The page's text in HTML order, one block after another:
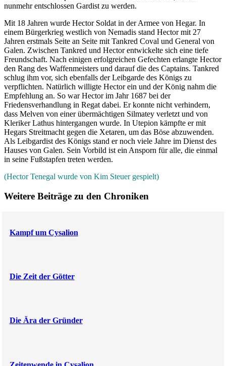
nunmehr entschlossen Gardist zu werden.
Mit 18 Jahren wurde Hector Soldat in der Armee von Hegar. In
einem Bürgerkrieg westlich von Nemadis stand Hector mit 27
Jahren erstmals Seite an Seite mit Tankred Coval und General von
Galen. Zwischen Tankred und Hector entwickelte sich eine tiefe
Freundschaft. Nach einigen erfolgreichen Gefechten erlangte Hector
den Rang des Waffenmeisters und darauf die des Captains. Tankred
schlug ihm vor, sich ebenfalls der Leibgarde des Königs zu
verpflichten. Natürlich willigte Hector ein und der König nahm die
Empfehlung an. So war Hector im Jahr 1687 bei der
Friedensverhandlung in Regat dabei. Er konnte nicht verhindern,
dass Melven von einer übermächtigen Silmatey verletzt und von
Kleriker Lathus hintergangen wurde. In Utepion kämpfte er mit
Hegars Streitmacht gegen die Xetaren, um das Böse abzuwenden.
Als Leibgardist des Königs stand er noch viele Jahre im Dienst des
Hauses von Galen. Sein Vorbild ist ein Ansporn für alle, die einmal
in seine Fußstapfen treten werden.
(Hector Tenegal wurde von Kim Steuer gespielt)
Weitere Beiträge zu den Chroniken
Kampf um Cysalion
Die Zeit der Götter
Die Ära der Gründer